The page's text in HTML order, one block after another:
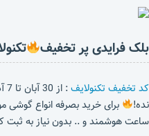
بلک فرایدی پر تخفیف
کد تخفیف تکنولایف
:
نده!
برای خرید بصرفه انواع گوشی
ساعت هوشمند و .. بدون نیاز به ثبت